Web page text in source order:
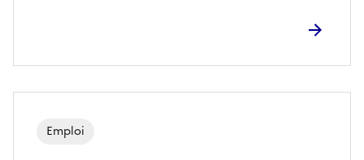
Emploi